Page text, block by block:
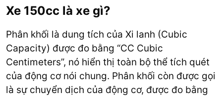
Xe 150cc là xe gì?
Phân khối là dung tích của Xi lanh (Cubic
Capacity) được đo bằng “CC Cubic
Centimeters”, nó hiển thị toàn bộ thể tích quét
của động cơ nói chung. Phân khối còn được gọi
là sự chuyển dịch của động cơ, được đo bằng